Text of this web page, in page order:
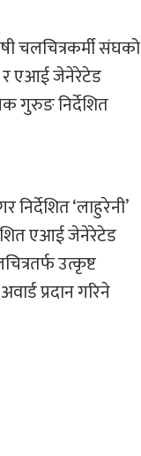
चलचित्रकर्मी संघको
र एआई जेनेरेटेड
गुरुङ निर्देशित
‘लाहुरेनी’
एआई जेनेरेटेड
उत्कृष्ट
प्रदान गरिने